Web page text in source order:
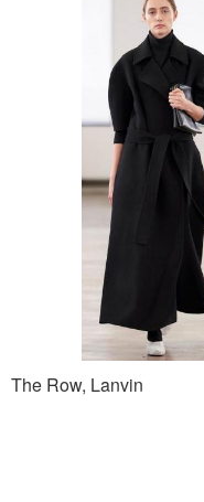
The Row, Lanvin